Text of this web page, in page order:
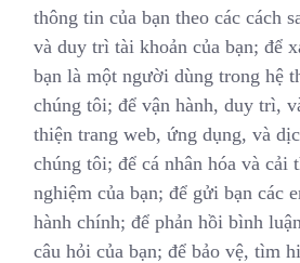
thông tin của bạn theo các cách
và duy trì tài khoản của bạn; để
bạn là một người dùng trong hệ
chúng tôi; để vận hành, duy trì,
thiện trang web, ứng dụng, và
chúng tôi; để cá nhân hóa và cải
nghiệm của bạn; để gửi bạn các
hành chính; để phản hồi bình
câu hỏi của bạn; để bảo vệ, tìm